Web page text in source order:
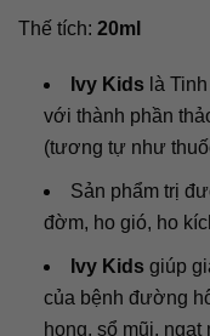
Thế tích: 20ml
Ivy Kids là
với thành phần
(tương tự như
Sản phẩm trị
đờm, ho gió, ho
Ivy Kids giúp
của bệnh đường
họng, sổ mũi, ngạt